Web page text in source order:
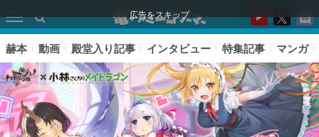
広告をスキップ
赫本 動画 殿堂入り記事 インタビュー 特集記事 マンガ